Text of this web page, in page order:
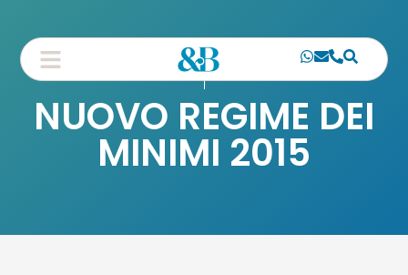
NUOVO REGIME DEI
MINIMI 2015